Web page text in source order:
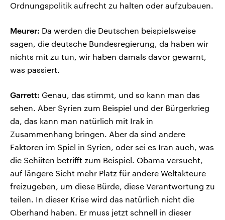
Ordnungspolitik aufrecht zu halten oder aufzubauen.
Meurer: Da werden die Deutschen beispielsweise
sagen, die deutsche Bundesregierung, da haben wir
nichts mit zu tun, wir haben damals davor gewarnt,
was passiert.
Garrett: Genau, das stimmt, und so kann man das
sehen. Aber Syrien zum Beispiel und der Bürgerkrieg
da, das kann man natürlich mit Irak in
Zusammenhang bringen. Aber da sind andere
Faktoren im Spiel in Syrien, oder sei es Iran auch, was
die Schiiten betrifft zum Beispiel. Obama versucht,
auf längere Sicht mehr Platz für andere Weltakteure
freizugeben, um diese Bürde, diese Verantwortung zu
teilen. In dieser Krise wird das natürlich nicht die
Oberhand haben. Er muss jetzt schnell in dieser